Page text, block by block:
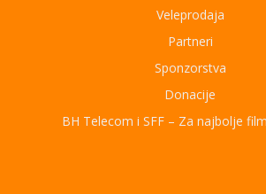
Veleprodaja
Partneri
Sponzorstva
Donacije
BH Telecom i SFF – Za najbolje